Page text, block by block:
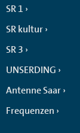
SR 1
SR kultur
SR 3
UNSERDING
Antenne Saar
Frequenzen